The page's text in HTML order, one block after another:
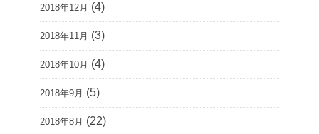
2018年12月 (4)
2018年11月 (3)
2018年10月 (4)
2018年9月 (5)
2018年8月 (22)